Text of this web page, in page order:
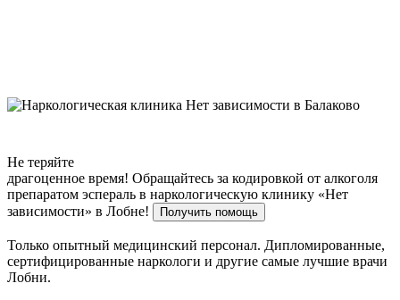
Не теряйте
драгоценное время! Обращайтесь за кодировкой от алкоголя
препаратом эспераль в наркологическую клинику «Нет
зависимости» в Лобне!
Получить помощь
Только опытный медицинский персонал. Дипломированные,
сертифицированные наркологи и другие самые лучшие врачи
Лобни.